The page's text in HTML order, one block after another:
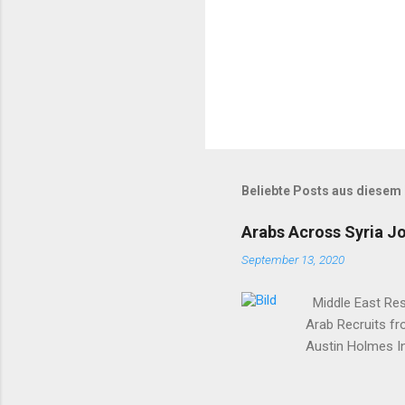
Beliebte Posts aus diesem
Arabs Across Syria
September 13, 2020
Middle East
Arab Recruits
Austin Holmes
Syria to turn